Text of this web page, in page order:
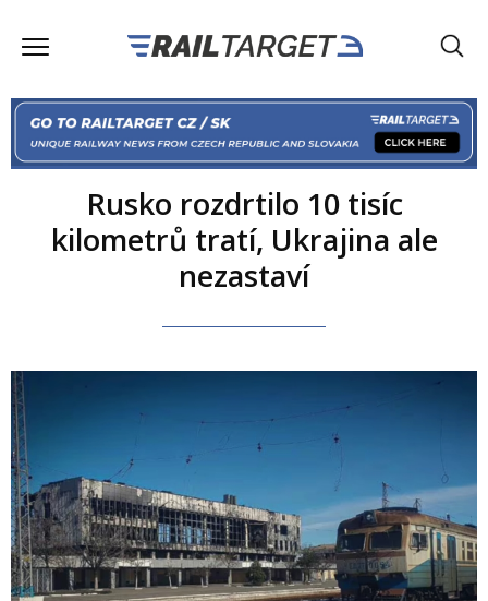
Rusko rozdrtilo 10 tisíc
kilometrů tratí, Ukrajina ale
nezastaví